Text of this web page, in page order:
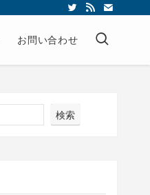
お問い合わせ
検索